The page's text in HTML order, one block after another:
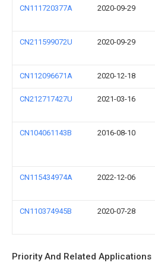
CN111720377A 2020-09-29
CN211599072U 2020-09-29
CN112096671A 2020-12-18
CN212717427U 2021-03-16
CN104061143B 2016-08-10
CN115434974A 2022-12-06
CN110374945B 2020-07-28
Priority And Related Applications